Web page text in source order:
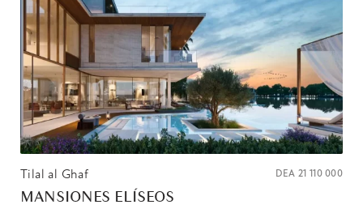
Tilal al Ghaf DEA 21 110 000
MANSIONES ELÍSEOS